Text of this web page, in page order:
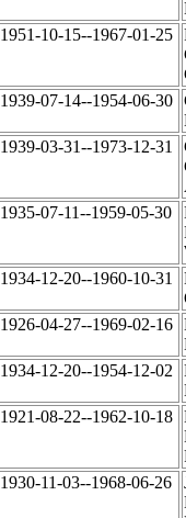
1951-10-15--1967-01-25
1939-07-14--1954-06-30
1939-03-31--1973-12-31
1935-07-11--1959-05-30
1934-12-20--1960-10-31
1926-04-27--1969-02-16
1934-12-20--1954-12-02
1921-08-22--1962-10-18
1930-11-03--1968-06-26